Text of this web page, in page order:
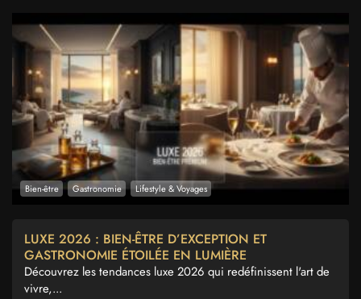
Bien-être Gastronomie Lifestyle & Voyages
LUXE 2026 : BIEN-ÊTRE D’EXCEPTION ET
GASTRONOMIE ÉTOILÉE EN LUMIÈRE
Découvrez les tendances luxe 2026 qui redéfinissent l'art de
vivre,...